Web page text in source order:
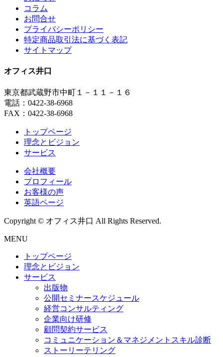
コラム
お問合せ
プライバシーポリシー
特定商品取引法に基づく表記
サイトマップ
オフィス井口
東京都武蔵野市中町１－１１－１６
電話：0422-38-6968
FAX：0422-38-6968
トップページ
理念とビジョン
サービス
会社概要
プロフィール
お客様の声
英語ページ
Copyright © オフィス井口 All Rights Reserved.
MENU
トップページ
理念とビジョン
サービス
出版物
公開セミナースケジュール
経営コンサルティング
企業向け研修
顧問契約サービス
コミュニケーション＆マネジメントスキル診断
ストーリーテリング